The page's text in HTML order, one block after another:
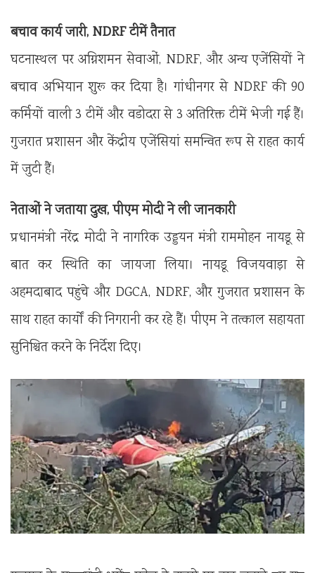
बचाव कार्य जारी, NDRF टीमें तैनात
घटनास्थल पर अग्निशमन सेवाओं, NDRF, और अन्य एजेंसियों ने
बचाव अभियान शुरू कर दिया है। गांधीनगर से NDRF की 90
कर्मियों वाली 3 टीमें और वडोदरा से 3 अतिरिक्त टीमें भेजी गई हैं।
गुजरात प्रशासन और केंद्रीय एजेंसियां समन्वित रूप से राहत कार्य
में जुटी हैं।
नेताओं ने जताया दुख, पीएम मोदी ने ली जानकारी
प्रधानमंत्री नरेंद्र मोदी ने नागरिक उड्डयन मंत्री राममोहन नायडू से
बात कर स्थिति का जायजा लिया। नायडू विजयवाड़ा से
अहमदाबाद पहुंचे और DGCA, NDRF, और गुजरात प्रशासन के
साथ राहत कार्यों की निगरानी कर रहे हैं। पीएम ने तत्काल सहायता
सुनिश्चित करने के निर्देश दिए।